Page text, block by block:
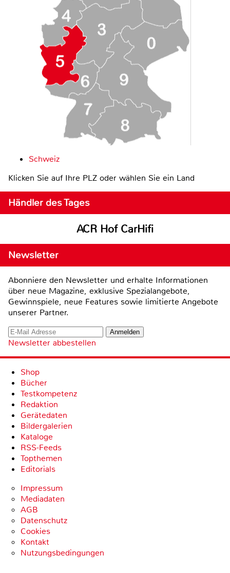
Schweiz
Klicken Sie auf Ihre PLZ oder wählen Sie ein Land
Händler des Tages
ACR Hof CarHifi
Newsletter
Abonniere den Newsletter und erhalte Informationen
über neue Magazine, exklusive Spezialangebote,
Gewinnspiele, neue Features sowie limitierte Angebote
unserer Partner.
Newsletter abbestellen
Shop
Bücher
Testkompetenz
Redaktion
Gerätedaten
Bildergalerien
Kataloge
RSS-Feeds
Topthemen
Editorials
Impressum
Mediadaten
AGB
Datenschutz
Cookies
Kontakt
Nutzungsbedingungen